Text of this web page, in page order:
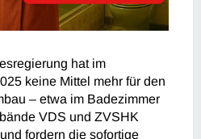
hat im
keine Mittel mehr für den
– etwa im Badezimmer
VDS und ZVSHK
fordern die sofortige